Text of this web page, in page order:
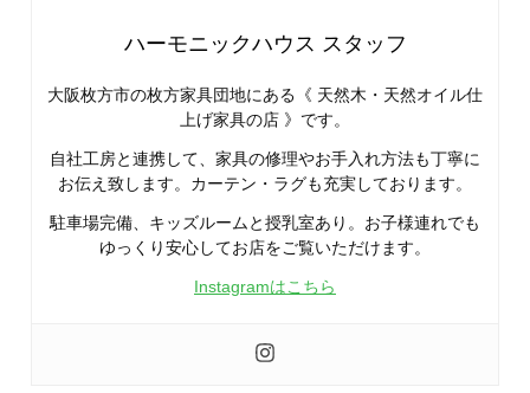
ハーモニックハウス スタッフ
大阪枚方市の枚方家具団地にある《 天然木・天然オイル仕
上げ家具の店 》です。
自社工房と連携して、家具の修理やお手入れ方法も丁寧に
お伝え致します。カーテン・ラグも充実しております。
駐車場完備、キッズルームと授乳室あり。お子様連れでも
ゆっくり安心してお店をご覧いただけます。
Instagramはこちら